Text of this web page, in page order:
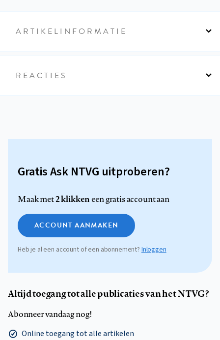
ARTIKELINFORMATIE
REACTIES
Gratis Ask NTVG uitproberen?
Maak met2 klikkeneen gratis account aan
ACCOUNT AANMAKEN
Heb je al een account of een abonnement?Inloggen
Altijd toegang tot alle publicaties van het NTVG?
Abonneer vandaag nog!
Online toegang tot alle artikelen